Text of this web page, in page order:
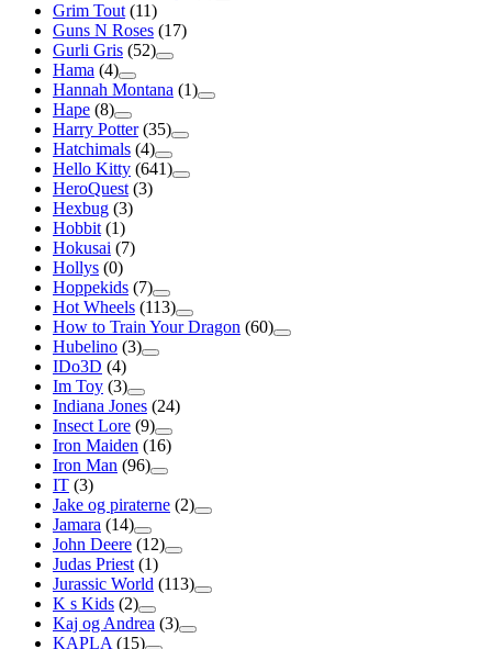
Grim Tout (11)
Guns N Roses (17)
Gurli Gris (52)
Hama (4)
Hannah Montana (1)
Hape (8)
Harry Potter (35)
Hatchimals (4)
Hello Kitty (641)
HeroQuest (3)
Hexbug (3)
Hobbit (1)
Hokusai (7)
Hollys (0)
Hoppekids (7)
Hot Wheels (113)
How to Train Your Dragon (60)
Hubelino (3)
IDo3D (4)
Im Toy (3)
Indiana Jones (24)
Insect Lore (9)
Iron Maiden (16)
Iron Man (96)
IT (3)
Jake og piraterne (2)
Jamara (14)
John Deere (12)
Judas Priest (1)
Jurassic World (113)
K s Kids (2)
Kaj og Andrea (3)
KAPLA (15)